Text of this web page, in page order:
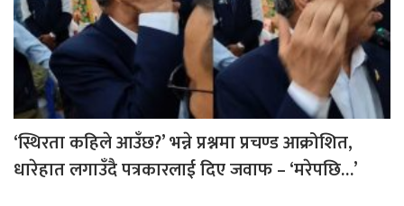
‘स्थिरता कहिले आउँछ?’ भन्ने प्रश्नमा प्रचण्ड आक्रोशित,
धारेहात लगाउँदै पत्रकारलाई दिए जवाफ – ‘मरेपछि…’